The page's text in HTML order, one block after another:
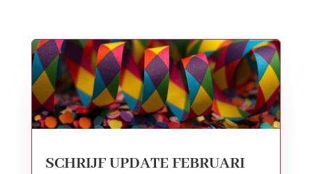
SCHRIJF UPDATE FEBRUARI